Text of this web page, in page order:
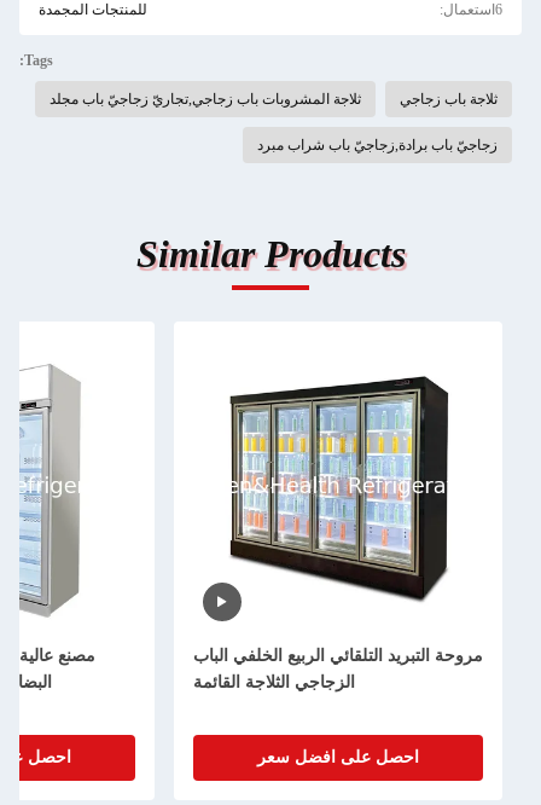
6استعمال: للمنتجات المجمدة
Tags:
ثلاجة باب زجاجي ثلاجة المشروبات باب زجاجي,تجاريّ زجاجيّ باب مجلد
زجاجيّ باب برادة,زجاجيّ باب شراب مبرد
Similar Products
مروحة التبريد التلقائي الربيع الخلفي الباب
الزجاجي الثلاجة القائمة
احصل على افضل سعر
مصنع عالية
احصل